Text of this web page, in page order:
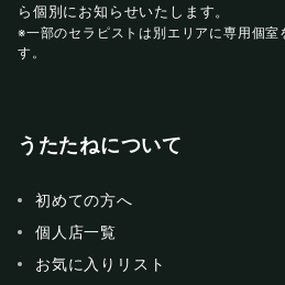
ら個別にお知らせいたします。
※一部のセラピストは別エリアに専用個室
す。
うたたねについて
初めての方へ
個人店一覧
お気に入りリスト